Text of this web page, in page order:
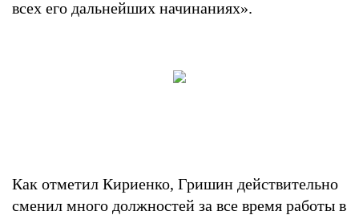
всех его дальнейших начинаниях».
Как отметил Кириенко, Гришин действительно
сменил много должностей за все время работы в